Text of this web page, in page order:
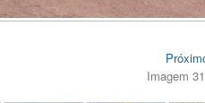
Imagem